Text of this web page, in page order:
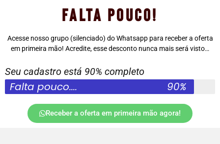
Falta pouco!
Acesse nosso grupo (silenciado) do Whatsapp para receber a oferta
em primeira mão! Acredite, esse desconto nunca mais será visto…
Seu cadastro está 90% completo
Falta pouco.... 90%
Receber a oferta em primeira mão agora!